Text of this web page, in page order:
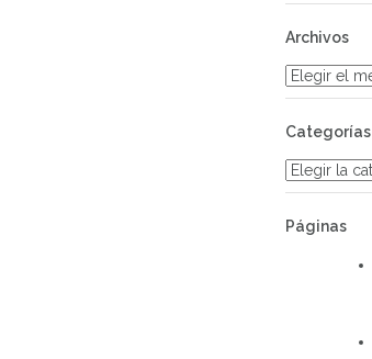
Archivos
Archivos
Categorías
Categorías
Páginas